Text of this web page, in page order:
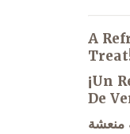
A
¡Un
De